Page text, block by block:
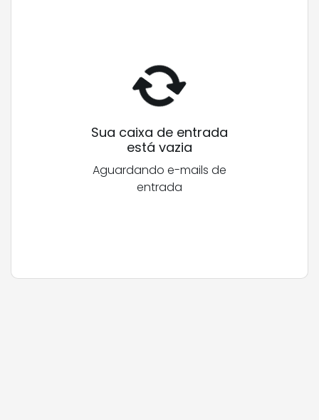
Sua caixa de entrada
está vazia
Aguardando e-mails de
entrada